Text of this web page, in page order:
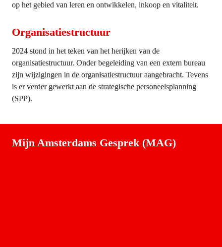
op het gebied van leren en ontwikkelen, inkoop en vitaliteit.
Organisatiestructuur
2024 stond in het teken van het herijken van de
organisatiestructuur. Onder begeleiding van een extern bureau
zijn wijzigingen in de organisatiestructuur aangebracht. Tevens
is er verder gewerkt aan de strategische personeelsplanning
(SPP).
Mijn Amsterdams Gesprek (MAG)